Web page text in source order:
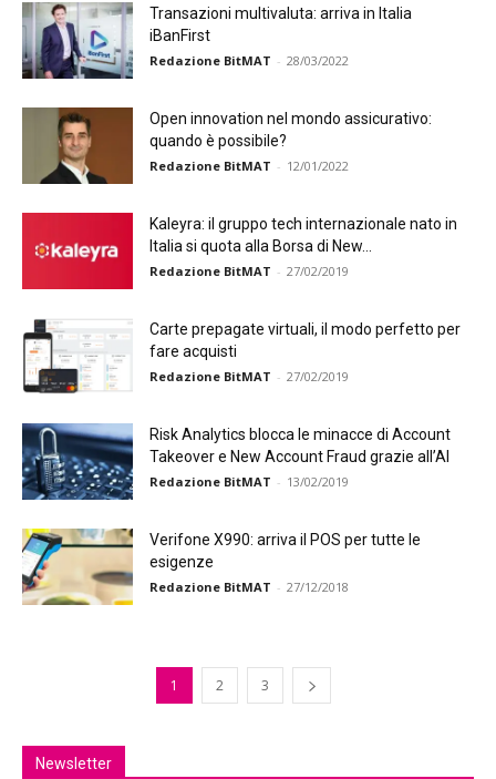
Transazioni multivaluta: arriva in Italia
iBanFirst
Redazione BitMAT - 28/03/2022
Open innovation nel mondo assicurativo:
quando è possibile?
Redazione BitMAT - 12/01/2022
Kaleyra: il gruppo tech internazionale nato in
Italia si quota alla Borsa di New...
Redazione BitMAT - 27/02/2019
Carte prepagate virtuali, il modo perfetto per
fare acquisti
Redazione BitMAT - 27/02/2019
Risk Analytics blocca le minacce di Account
Takeover e New Account Fraud grazie all’AI
Redazione BitMAT - 13/02/2019
Verifone X990: arriva il POS per tutte le
esigenze
Redazione BitMAT - 27/12/2018
1 2 3
Newsletter